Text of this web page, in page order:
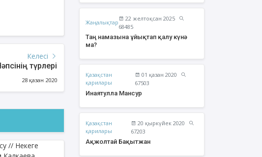
Ақжолтай Бақытжан
Әбішев Қуаныш
Келесі
түрлері
28 қазан 2020
Жаңалықтар
22 желтоқсан 2025
68485
Таң намазына ұйықтап қалу күнә
ма?
Қазақстан
қарилары
01 қазан 2020
67503
Инаятулла Мансур
Қазақстан
қарилары
20 қыркүйек 2020
67203
Ақжолтай Бақытжан